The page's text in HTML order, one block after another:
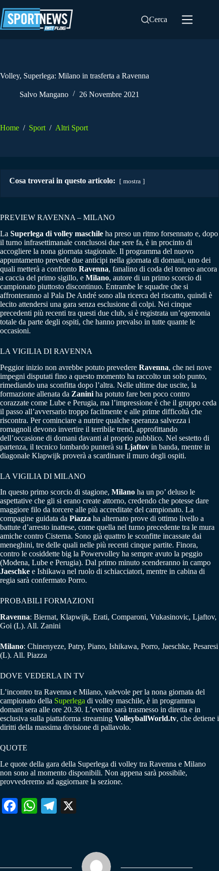
al
contenuto
Cerca
Volley, Superlega: Milano in trasferta a Ravenna
Salvo Mangano 26 Novembre 2021
Home / Sport / Altri Sport
Cosa troverai in questo articolo: mostra
PREVIEW RAVENNA – MILANO
La Superlega di volley maschile ha preso un ritmo forsennato e, dopo
il turno infrasettimanale conclusosi due sere fa, è in procinto di
accogliere la nona giornata stagionale. Il programma del nuovo
appuntamento prevede due anticipi nella giornata di domani, uno dei
quali metterà a confronto Ravenna, fanalino di coda del torneo ancora
a caccia del primo sigillo, e Milano, autore di un primo scorcio di
campionato piuttosto discontinuo. Entrambe le squadre che si
affronteranno al Pala De André sono alla ricerca del riscatto, quindi è
lecito attendersi una gara senza esclusione di colpi. Nei cinque
precedenti più recenti tra questi due club, si è registrata un’egemonia
totale da parte degli ospiti, che hanno prevalso in tutte quante le
occasioni.
LA VIGILIA DI RAVENNA
Peggior inizio non avrebbe potuto prevedere Ravenna, che nei nove
impegni disputati fino a questo momento ha raccolto un solo punto,
rimediando una sconfitta dopo l’altra. Nelle ultime due uscite, la
formazione allenata da Zanini ha potuto fare ben poco contro
corazzate come Lube e Perugia, ma l’impressione è che il gruppo ceda
il passo all’avversario troppo facilmente e alle prime difficoltà che
riscontra. Per cominciare a nutrire qualche speranza salvezza i
romagnoli devono invertire il terribile trend, approfittando
dell’occasione di domani davanti al proprio pubblico. Nel sestetto di
partenza, il tecnico lombardo punterà su Ljaftov in banda, mentre in
diagonale Klapwijk proverà a scardinare il muro degli ospiti.
LA VIGILIA DI MILANO
In questo primo scorcio di stagione, Milano ha un po’ deluso le
aspettative che gli si erano create attorno, credendo che potesse dare
maggiore filo da torcere alle più accreditate del campionato. La
compagine guidata da Piazza ha alternato prove di ottimo livello a
battute d’arresto inattese, come quella nel turno precedente tra le mura
amiche contro Cisterna. Sono già quattro le sconfitte incassate dai
meneghini, tre delle quali nelle più recenti cinque partite. Finora,
contro le cosiddette big la Powervolley ha sempre avuto la peggio
(Modena, Lube e Perugia). Dal primo minuto scenderanno in campo
Jaeschke e Ishikawa nel ruolo di schiacciatori, mentre in cabina di
regia sarà confermato Porro.
PROBABILI FORMAZIONI
Ravenna: Biernat, Klapwijk, Erati, Comparoni, Vukasinovic, Ljaftov,
Goi (L). All. Zanini
Milano: Chinenyeze, Patry, Piano, Ishikawa, Porro, Jaeschke, Pesaresi
(L). All. Piazza
DOVE VEDERLA IN TV
L’incontro tra Ravenna e Milano, valevole per la nona giornata del
campionato della Superlega di volley maschile, è in programma
domani sera alle ore 20.30. L’evento sarà trasmesso in diretta e in
esclusiva sulla piattaforma streaming VolleyballWorld.tv, che detiene i
diritti della massima divisione di pallavolo.
QUOTE
Le quote della gara della Superlega di volley tra Ravenna e Milano
non sono al momento disponibili. Non appena sarà possibile,
provvederemo ad aggiornare la sezione.
Fa W
Te